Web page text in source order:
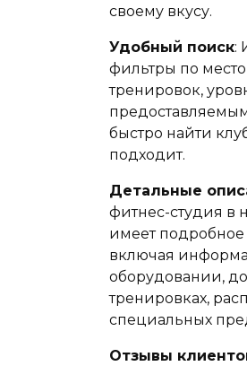
своему вкусу.
Удобный поиск:
фильтры по
тренировок,
быстро найти
подходит.
Детальные
фитнес-студия в
имеет
включая
оборудовании,
тренировках,
специальных
Отзывы